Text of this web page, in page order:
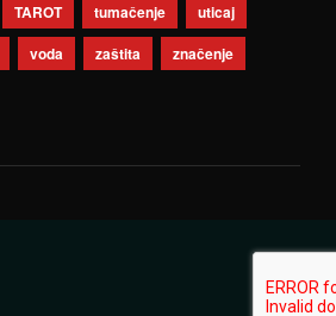
TAROT tumačenje
uticaj
voda zaštita značenje